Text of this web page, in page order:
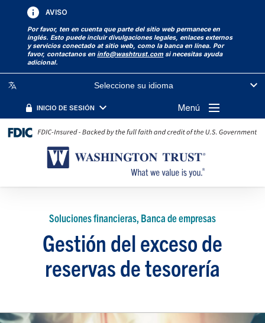
AVISO
Por favor, ten en cuenta que parte del sitio web permanece en
inglés. Esto puede incluir divulgaciones legales, enlaces externos
y servicios conectado at sitio web, como la banca en línea. Por
favor, contactanos eninfo@washtrust.com si necesitas ayuda
adicional.
Seleccione su idioma
INICIO DE SESIÓN Menú
Soluciones financieras, Banca de empresas
Gestión del exceso de
reservas de tesorería